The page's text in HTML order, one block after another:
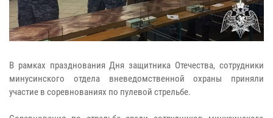
В рамках празднования Дня защитника Отечества, сотрудники
минусинского отдела вневедомственной охраны приняли
участие в соревнованиях по пулевой стрельбе.